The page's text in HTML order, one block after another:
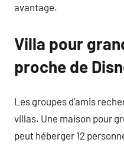
avantage.
Villa pour
proche de
Les groupes d’amis
villas. Une maison pour
peut héberger 12